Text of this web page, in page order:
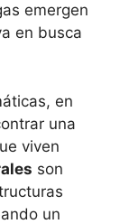
emergen
en busca
en
una
viven
son
un